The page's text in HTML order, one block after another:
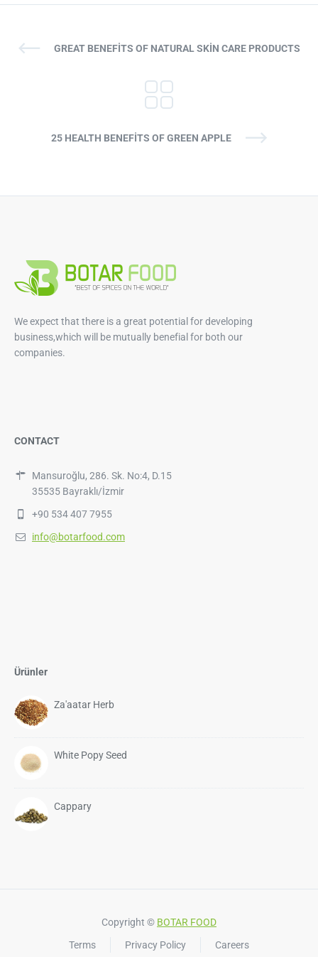
GREAT BENEFITS OF NATURAL SKIN CARE PRODUCTS
25 HEALTH BENEFITS OF GREEN APPLE
We expect that there is a great potential for developing
business,which will be mutually benefial for both our
companies.
CONTACT
Mansuroğlu, 286. Sk. No:4, D.15
35535 Bayraklı/İzmir
+90 534 407 7955
info@botarfood.com
Ürünler
Za'aatar Herb
White Popy Seed
Cappary
Copyright © BOTAR FOOD
Terms
Privacy Policy Careers